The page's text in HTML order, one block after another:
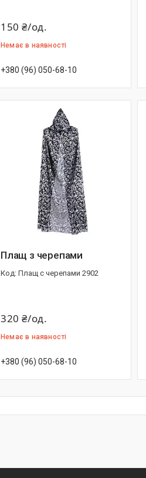
150 ₴/од.
Немає в наявності
+380 (96) 050-68-10
Плащ з черепами
Плащ с черепами 2902
320 ₴/од.
Немає в наявності
+380 (96) 050-68-10